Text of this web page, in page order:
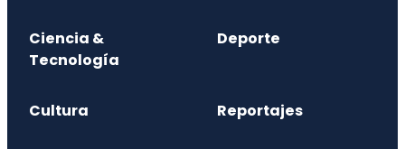
Ciencia &
Tecnología
Deporte
Cultura Reportajes